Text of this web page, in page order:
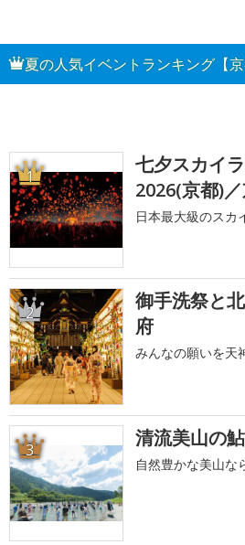
夏の人気イベントランキング【京
1
七夕スカイ
2026(京都)
日本最大級のスカ
2
御手洗祭と
府
みんなの願いを天
3 清流美山の
自然豊かな美山な